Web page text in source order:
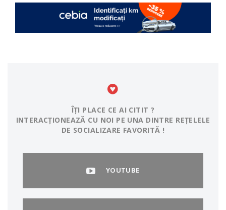
ÎȚI PLACE CE AI CITIT ?
INTERACȚIONEAZĂ CU NOI PE UNA DINTRE REȚELELE
DE SOCIALIZARE FAVORITĂ !
YOUTUBE